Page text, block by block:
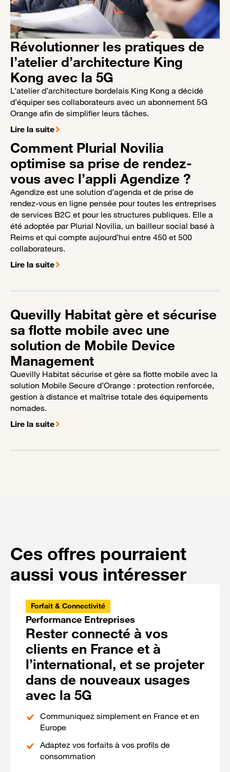
Révolutionner les pratiques de
l’atelier d’architecture King
Kong avec la 5G
L’atelier d’architecture bordelais King Kong a décidé
d’équiper ses collaborateurs avec un abonnement 5G
Orange afin de simplifier leurs tâches.
Lire la suite
Comment Plurial Novilia
optimise sa prise de rendez-
vous avec l’appli Agendize ?
Agendize est une solution d’agenda et de prise de
rendez-vous en ligne pensée pour toutes les entreprises
de services B2C et pour les structures publiques. Elle a
été adoptée par Plurial Novilia, un bailleur social basé à
Reims et qui compte aujourd’hui entre 450 et 500
collaborateurs.
Lire la suite
Quevilly Habitat gère et sécurise
sa flotte mobile avec une
solution de Mobile Device
Management
Quevilly Habitat sécurise et gère sa flotte mobile avec la
solution Mobile Secure d’Orange : protection renforcée,
gestion à distance et maîtrise totale des équipements
nomades.
Lire la suite
Ces offres pourraient
aussi vous intéresser
Forfait & Connectivité
Performance Entreprises
Rester connecté à vos
clients en France et à
l’international, et se projeter
dans de nouveaux usages
avec la 5G
Communiquez simplement en France et en
Europe
Adaptez vos forfaits à vos profils de
consommation